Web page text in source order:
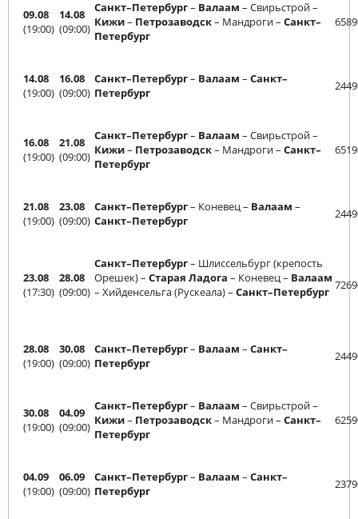
09.08
(19:00)
14.08
(09:00)
Санкт–Петербург– Валаам – Свирьстрой –
Кижи– Петрозаводск– Мандроги – Санкт–
Петербург
14.08
(19:00)
16.08
(09:00)
Санкт–Петербург– Валаам – Санкт–
Петербург
16.08
(19:00)
21.08
(09:00)
Санкт–Петербург– Валаам – Свирьстрой –
Кижи– Петрозаводск– Мандроги – Санкт–
Петербург
21.08
(19:00)
23.08
(09:00)
Санкт–Петербург– Коневец – Валаам –
Санкт–Петербург
23.08
(17:30)
28.08
(09:00)
Санкт–Петербург– Шлиссельбург (крепость
Орешек) – Старая Ладога – Коневец – Валаам
– Хийденсельга (Рускеала) – Санкт–Петербург
28.08
(19:00)
30.08
(09:00)
Санкт–Петербург– Валаам – Санкт–
Петербург
30.08
(19:00)
04.09
(09:00)
Санкт–Петербург– Валаам – Свирьстрой –
Кижи– Петрозаводск– Мандроги – Санкт–
Петербург
04.09
(19:00)
06.09
(09:00)
Санкт–Петербург– Валаам – Санкт–
Петербург